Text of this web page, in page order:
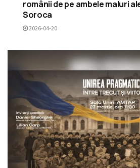
românii de pe ambele maluri
Soroca
2026-04-20